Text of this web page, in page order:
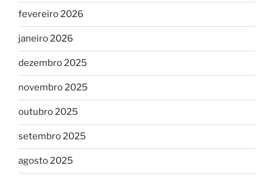
fevereiro 2026
janeiro 2026
dezembro 2025
novembro 2025
outubro 2025
setembro 2025
agosto 2025